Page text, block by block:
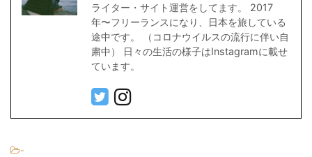
ライター・サイト運営をしてます。 2017
年〜フリーランスになり、日本を旅している
途中です。 （コロナウイルスの流行に伴い自
粛中） 日々の生活の様子はInstagramに載せ
ています。
-